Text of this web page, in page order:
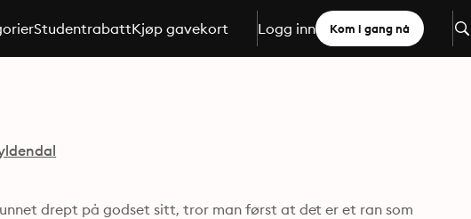
StudentrabattKjøp gavekort Logg inn Kom i gang nå
drept på godset sitt, tror man først at det er et ran som